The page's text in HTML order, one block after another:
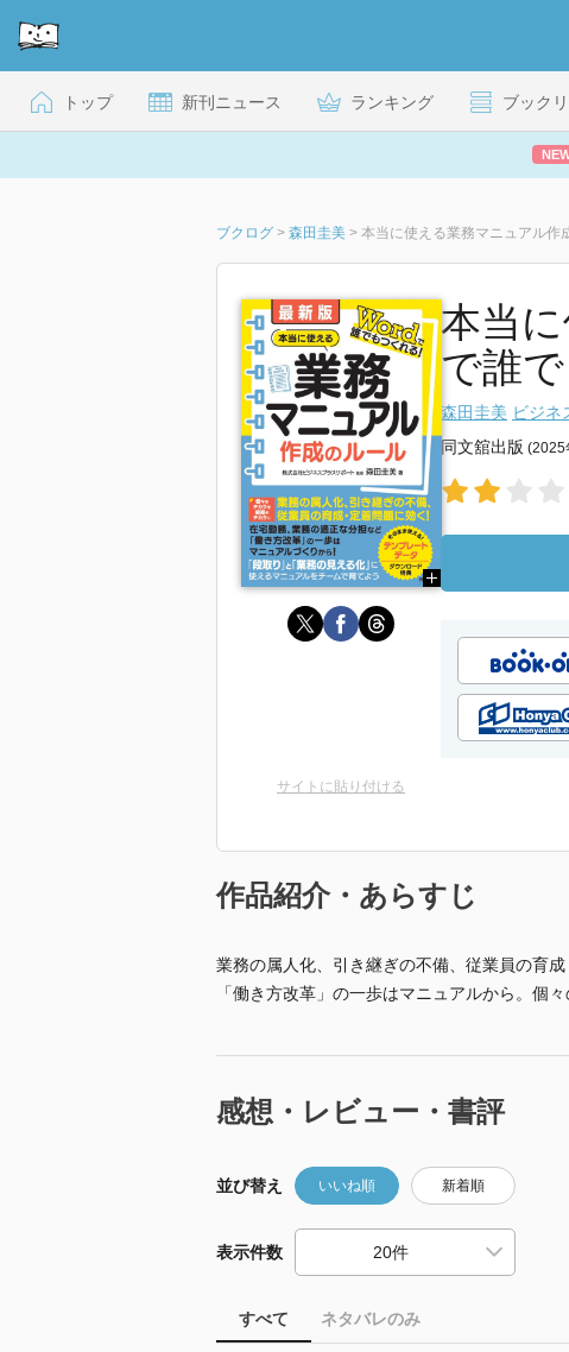
トップ 新刊ニュース ランキング ブック
ブクログ > 森田圭美 > 本当に使える業務マニュアル作
本当
で誰
森田圭美 ビジネ
同文舘出版 (2025
サイトに貼り付ける
作品紹介・あらすじ
業務の属人化、引き継ぎの不備、従業員の育
「働き方改革」の一歩はマニュアルから。個
感想・レビュー・書評
並び替え いいね順 新着順
表示件数
すべて ネタバレのみ